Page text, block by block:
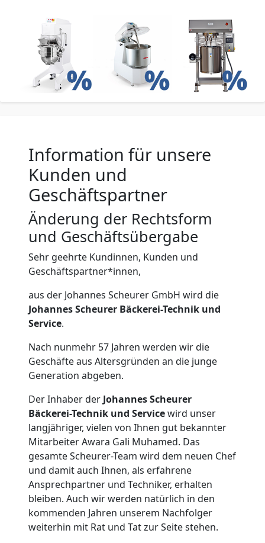
Information für unsere
Kunden und
Geschäftspartner
Änderung der Rechtsform
und Geschäftsübergabe
Sehr geehrte Kundinnen, Kunden und
Geschäftspartner*innen,
aus der Johannes Scheurer GmbH wird die
Johannes Scheurer Bäckerei-Technik und
Service.
Nach nunmehr 57 Jahren werden wir die
Geschäfte aus Altersgründen an die junge
Generation abgeben.
Der Inhaber der Johannes Scheurer
Bäckerei-Technik und Servicewird unser
langjähriger, vielen von Ihnen gut bekannter
Mitarbeiter Awara Gali Muhamed. Das
gesamte Scheurer-Team wird dem neuen Chef
und damit auch Ihnen, als erfahrene
Ansprechpartner und Techniker, erhalten
bleiben. Auch wir werden natürlich in den
kommenden Jahren unserem Nachfolger
weiterhin mit Rat und Tat zur Seite stehen.